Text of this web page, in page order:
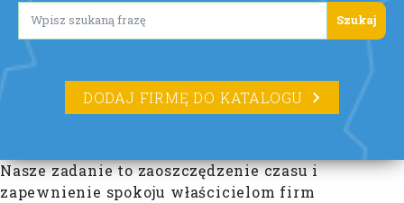
Lorem ipsum
DODAJ FIRMĘ DO KATALOGU
Nasze zadanie to zaoszczędzenie czasu i
zapewnienie spokoju właścicielom firm